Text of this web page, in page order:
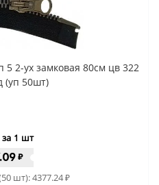
2-ух замковая 80см цв 322
(уп 50шт)
1 шт
₽
шт):4377.24₽